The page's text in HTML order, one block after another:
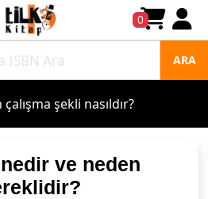
0
ARA
şekli nasıldır?
ve neden